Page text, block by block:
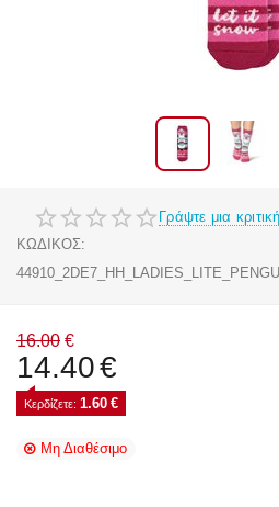
Γράψτε μια κριτική
ΚΩΔΙΚΟΣ:
16.00 €
14.40€
Κερδίζετε: 1.60 €
Μη Διαθέσιμο